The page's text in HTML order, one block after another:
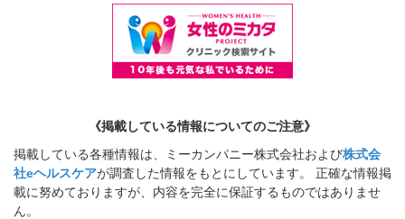
《掲載している情報についてのご注意》
掲載している各種情報は、ミーカンパニー株式会社および株式会
社eヘルスケアが調査した情報をもとにしています。 正確な情報掲
載に努めておりますが、内容を完全に保証するものではありませ
ん。